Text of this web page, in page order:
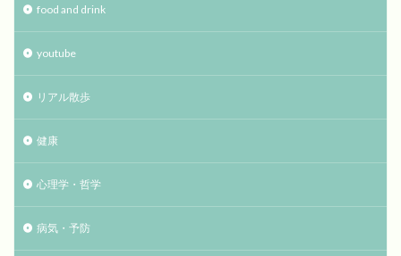
food and drink
youtube
リアル散歩
健康
心理学・哲学
病気・予防